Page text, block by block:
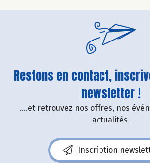
Restons en contact,
newsletter !
....et retrouvez nos offres, nos
actualités.
Inscription